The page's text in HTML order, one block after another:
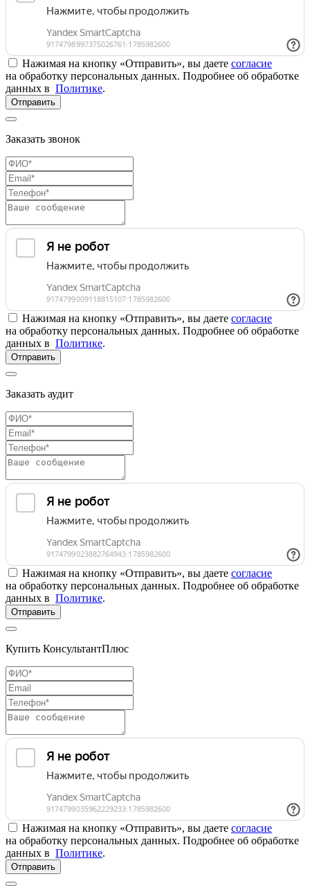
Нажимая на кнопку «Отправить», вы даете согласие
на обработку персональных данных. Подробнее об обработке
данных в Политике.
Отправить
Заказать звонок
Нажимая на кнопку «Отправить», вы даете согласие
на обработку персональных данных. Подробнее об обработке
данных в Политике.
Отправить
Заказать аудит
Нажимая на кнопку «Отправить», вы даете согласие
на обработку персональных данных. Подробнее об обработке
данных в Политике.
Отправить
Купить КонсультантПлюс
Нажимая на кнопку «Отправить», вы даете согласие
на обработку персональных данных. Подробнее об обработке
данных в Политике.
Отправить